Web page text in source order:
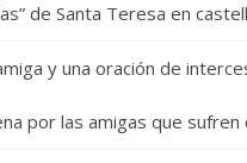
de Santa Teresa en
y una oración de
por las amigas que sufren